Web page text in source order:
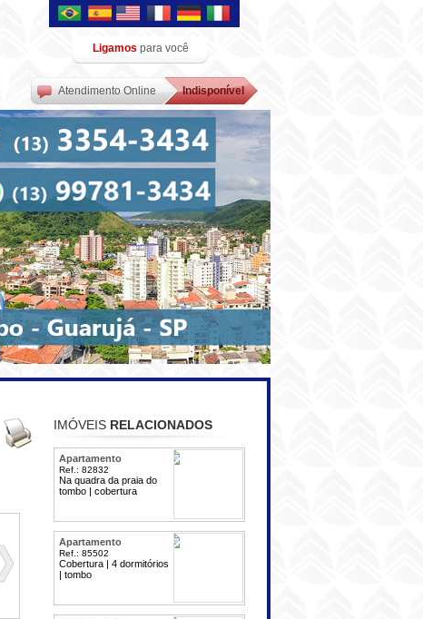
Ligamos para você
Atendimento Online Indisponível
IMÓVEIS RELACIONADOS
Apartamento
Ref.: 82832
Na quadra da praia do
tombo | cobertura
Apartamento
Ref.: 85502
Cobertura | 4 dormitórios
| tombo